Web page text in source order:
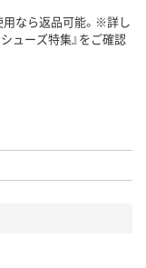
用なら返品可能。※詳し
ューズ特集』をご確認